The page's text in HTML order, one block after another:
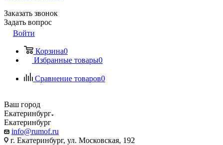
Заказать звонок
Задать вопрос
Войти
Корзина0
Избранные товары0
Сравнение товаров0
Ваш город
Екатеринбург
Екатеринбург
info@rumof.ru
г. Екатеринбург, ул. Московская, 192